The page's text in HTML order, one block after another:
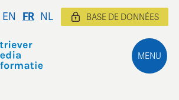
MENU
EN FR NL BASE DE DONNÉES